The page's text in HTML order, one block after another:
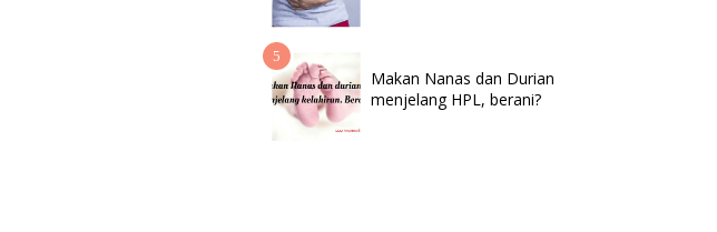
Makan Nanas dan Durian
menjelang HPL, berani?